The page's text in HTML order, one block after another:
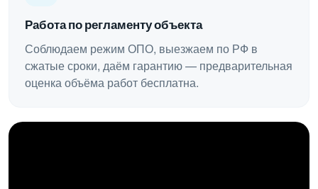
Работа по регламенту объекта
Соблюдаем режим ОПО, выезжаем по РФ в
сжатые сроки, даём гарантию — предварительная
оценка объёма работ бесплатна.